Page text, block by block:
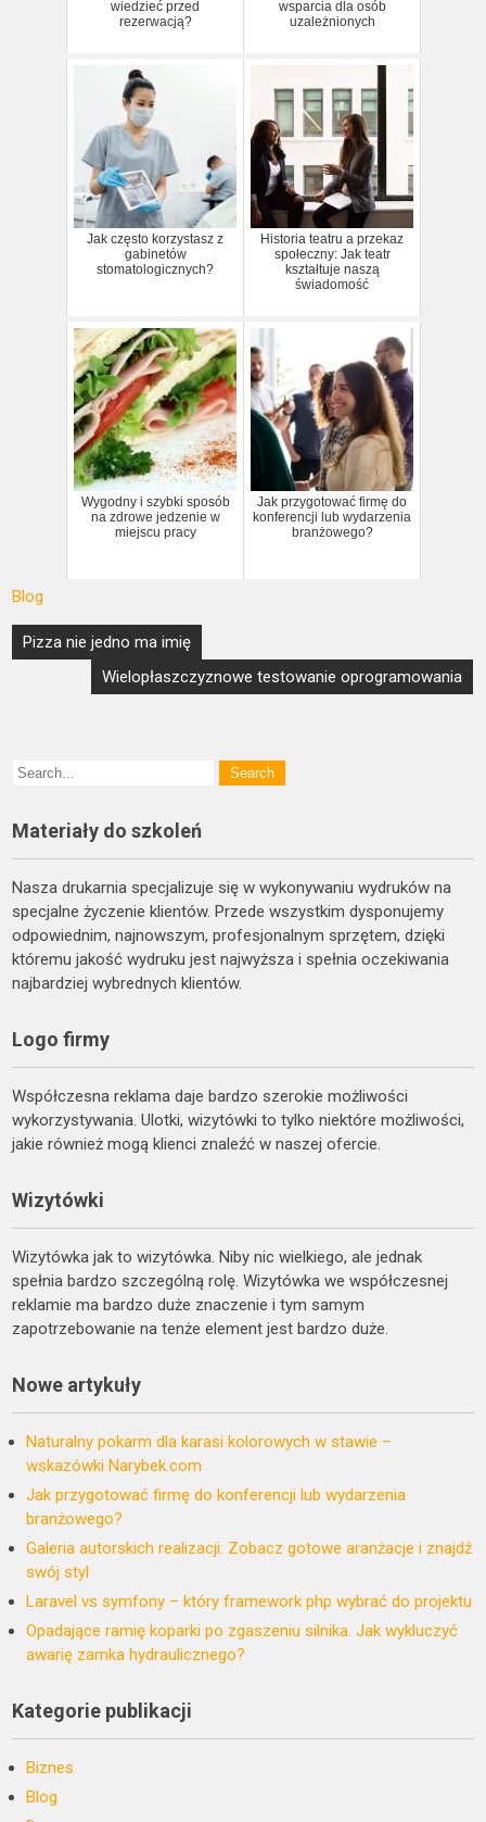
wiedzieć przed
rezerwacją?
wsparcia dla osób
uzależnionych
Jak często korzystasz z
gabinetów
stomatologicznych?
Historia teatru a przekaz
społeczny: Jak teatr
kształtuje naszą
świadomość
Wygodny i szybki sposób
na zdrowe jedzenie w
miejscu pracy
Jak przygotować firmę do
konferencji lub wydarzenia
branżowego?
Blog
Nawigacja
wpisu
Pizza nie jedno ma imię
Wielopłaszczyznowe testowanie oprogramowania
Materiały do szkoleń
Nasza drukarnia specjalizuje się w wykonywaniu wydruków na
specjalne życzenie klientów. Przede wszystkim dysponujemy
odpowiednim, najnowszym, profesjonalnym sprzętem, dzięki
któremu jakość wydruku jest najwyższa i spełnia oczekiwania
najbardziej wybrednych klientów.
Logo firmy
Współczesna reklama daje bardzo szerokie możliwości
wykorzystywania. Ulotki, wizytówki to tylko niektóre możliwości,
jakie również mogą klienci znaleźć w naszej ofercie.
Wizytówki
Wizytówka jak to wizytówka. Niby nic wielkiego, ale jednak
spełnia bardzo szczególną rolę. Wizytówka we współczesnej
reklamie ma bardzo duże znaczenie i tym samym
zapotrzebowanie na tenże element jest bardzo duże.
Nowe artykuły
Naturalny pokarm dla karasi kolorowych w stawie –
wskazówki Narybek.com
Jak przygotować firmę do konferencji lub wydarzenia
branżowego?
Galeria autorskich realizacji: Zobacz gotowe aranżacje i znajdź
swój styl
Laravel vs symfony – który framework php wybrać do projektu
Opadające ramię koparki po zgaszeniu silnika. Jak wykluczyć
awarię zamka hydraulicznego?
Kategorie publikacji
Biznes
Blog